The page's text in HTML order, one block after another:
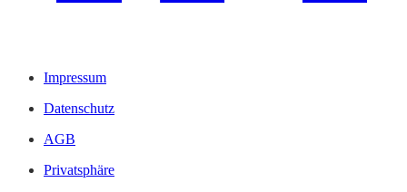
Impressum
Datenschutz
AGB
Privatsphäre